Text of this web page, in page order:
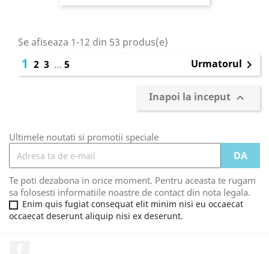
Se afiseaza 1-12 din 53 produs(e)
1 2 3 … 5 Urmatorul 
Inapoi la inceput 
Ultimele noutati si promotii speciale
Te poti dezabona in orice moment. Pentru aceasta te rugam
sa folosesti informatiile noastre de contact din nota legala.
Enim quis fugiat consequat elit minim nisi eu occaecat
occaecat deserunt aliquip nisi ex deserunt.